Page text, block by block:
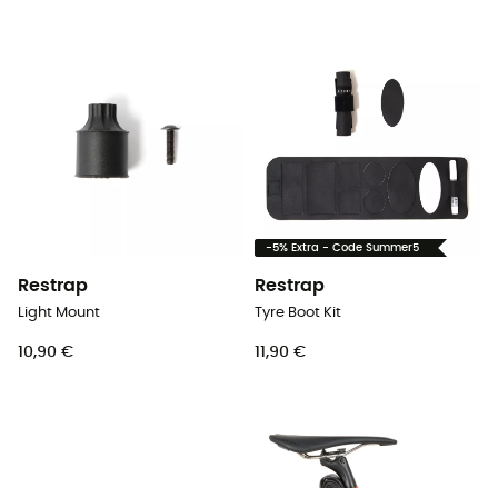
Restrap
Light Mount
10,90 €
-5% Extra - Code Summer5
Restrap
Tyre Boot Kit
11,90 €